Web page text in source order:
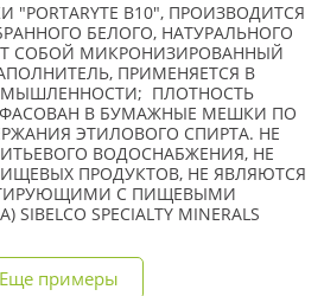
B10", ПРОИЗВОДИТСЯ
БЕЛОГО, НАТУРАЛЬНОГО
СОБОЙ МИКРОНИЗИРОВАННЫЙ
ПРИМЕНЯЕТСЯ В
ПЛОТНОСТЬ
В БУМАЖНЫЕ МЕШКИ ПО
ЭТИЛОВОГО СПИРТА. НЕ
ВОДОСНАБЖЕНИЯ, НЕ
ПРОДУКТОВ, НЕ ЯВЛЯЮТСЯ
С ПИЩЕВЫМИ
SPECIALTY MINERALS
Еще примеры